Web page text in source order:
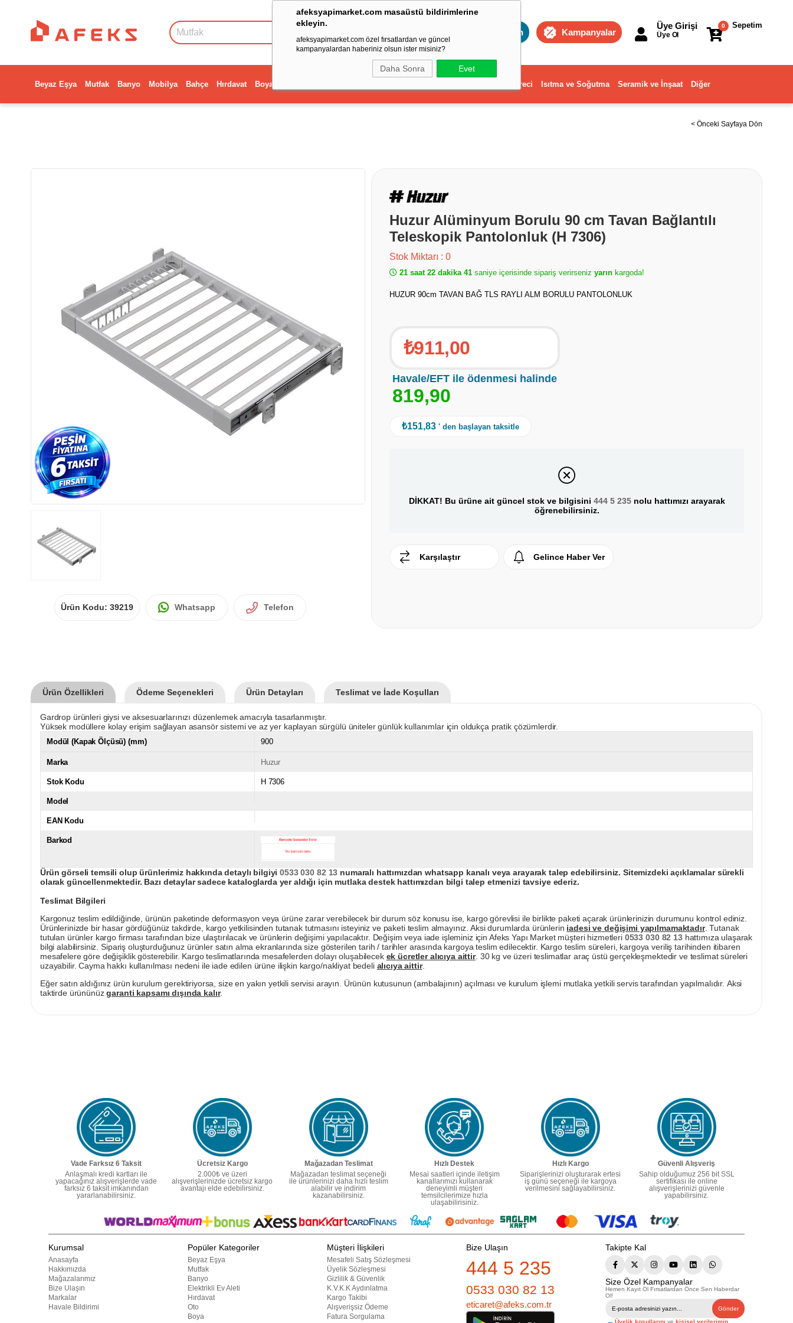
afeksyapimarket.com masaüstü bildirimlerine
ekleyin.
afeksyapimarket.com özel fırsatlardan ve güncel
kampanyalardan haberiniz olsun ister misiniz?
Daha Sonra Evet
Toptan Kampanyalar
Sepetim
0
Üye Girişi
Üye Ol
Beyaz Eşya Mutfak Banyo Mobilya Bahçe Hırdavat Boya Dekorasyon ve Ev Gereci Isıtma ve Soğutma Seramik ve İnşaat Diğer
< Önceki Sayfaya Dön
Ürün Kodu: 39219 Whatsapp Telefon
Huzur Alüminyum Borulu 90 cm Tavan Bağlantılı
Teleskopik Pantolonluk (H 7306)
Stok Miktarı : 0
21 saat 22 dakika 40 saniye içerisinde sipariş verirseniz yarın kargoda!
HUZUR 90cm TAVAN BAĞ TLS RAYLI ALM BORULU PANTOLONLUK
₺911,00
Havale/EFT ile ödenmesi halinde
819,90
₺151,83 ' den başlayan taksitle
DİKKAT! Bu ürüne ait güncel stok ve bilgisini 444 5 235nolu hattımızı arayarak
öğrenebilirsiniz.
Karşılaştır Gelince Haber Ver
Ürün Özellikleri Ödeme Seçenekleri Ürün Detayları Teslimat ve İade Koşulları
Gardrop ürünleri giysi ve aksesuarlarınızı düzenlemek amacıyla tasarlanmıştır.
Yüksek modüllere kolay erişim sağlayan asansör sistemi ve az yer kaplayan sürgülü üniteler günlük kullanımlar için oldukça pratik çözümlerdir.
Modül (Kapak Ölçüsü) (mm) 900
Marka Huzur
Stok Kodu H 7306
Model
EAN Kodu
Barkod
Ürün görseli temsili olup ürünlerimiz hakkında detaylı bilgiyi0533 030 82 13 numaralı hattımızdan whatsapp kanalı veya arayarak talep edebilirsiniz. Sitemizdeki açıklamalar sürekli
olarak güncellenmektedir. Bazı detaylar sadece kataloglarda yer aldığı için mutlaka destek hattımızdan bilgi talep etmenizi tavsiye ederiz.
Teslimat Bilgileri
Kargonuz teslim edildiğinde, ürünün paketinde deformasyon veya ürüne zarar verebilecek bir durum söz konusu ise, kargo görevlisi ile birlikte paketi açarak ürünlerinizin durumunu kontrol ediniz.
Ürünlerinizde bir hasar gördüğünüz takdirde, kargo yetkilisinden tutanak tutmasını isteyiniz ve paketi teslim almayınız. Aksi durumlarda ürünlerin iadesi ve değişimi yapılmamaktadır. Tutanak
tutulan ürünler kargo firması tarafından bize ulaştırılacak ve ürünlerin değişimi yapılacaktır. Değişim veya iade işleminiz için Afeks Yapı Market müşteri hizmetleri 0533 030 82 13hattımıza ulaşarak
bilgi alabilirsiniz. Sipariş oluşturduğunuz ürünler satın alma ekranlarında size gösterilen tarih / tarihler arasında kargoya teslim edilecektir. Kargo teslim süreleri, kargoya veriliş tarihinden itibaren
mesafelere göre değişiklik gösterebilir. Kargo teslimatlarında mesafelerden dolayı oluşabilecek ek ücretler alıcıya aittir. 30 kg ve üzeri teslimatlar araç üstü gerçekleşmektedir ve teslimat süreleri
uzayabilir. Cayma hakkı kullanılması nedeni ile iade edilen ürüne ilişkin kargo/nakliyat bedeli alıcıya aittir.
Eğer satın aldığınız ürün kurulum gerektiriyorsa, size en yakın yetkili servisi arayın. Ürünün kutusunun (ambalajının) açılması ve kurulum işlemi mutlaka yetkili servis tarafından yapılmalıdır. Aksi
taktirde ürününüzgaranti kapsamı dışında kalır.
Vade Farksız 6 Taksit
Anlaşmalı kredi kartları ile
yapacağınız alışverişlerde vade
farksız 6 taksit imkanından
yararlanabilirsiniz.
Ücretsiz Kargo
2.000₺ ve üzeri
alışverişlerinizde ücretsiz kargo
avantajı elde edebilirsiniz.
Mağazadan Teslimat
Mağazadan teslimat seçeneği
ile ürünlerinizi daha hızlı teslim
alabilir ve indirim
kazanabilirsiniz.
Hızlı Destek
Mesai saatleri içinde iletişim
kanallarımızı kullanarak
deneyimli müşteri
temsilcilerimize hızla
ulaşabilirisiniz.
Hızlı Kargo
Siparişlerinizi oluşturarak ertesi
iş günü seçeneği ile kargoya
verilmesini sağlayabilirsiniz.
Güvenli Alışveriş
Sahip olduğumuz 256 bit SSL
sertifikası ile online
alışverişlerinizi güvenle
yapabilirsiniz.
Kurumsal
Anasayfa
Hakkımızda
Mağazalarımız
Bize Ulaşın
Markalar
Havale Bildirimi
Popüler Kategoriler
Beyaz Eşya
Mutfak
Banyo
Elektrikli Ev Aleti
Hırdavat
Oto
Boya
Müşteri İlişkileri
Mesafeli Satış Sözleşmesi
Üyelik Sözleşmesi
Gizlilik & Güvenlik
K.V.K.K Aydınlatma
Kargo Takibi
Alışverişsiz Ödeme
Fatura Sorgulama
Bize Ulaşın
444 5 235
0533 030 82 13
eticaret@afeks.com.tr
Takipte Kal
Size Özel Kampanyalar
Hemen Kayıt Ol Fırsatlardan Önce Sen Haberdar
Ol!
Gönder